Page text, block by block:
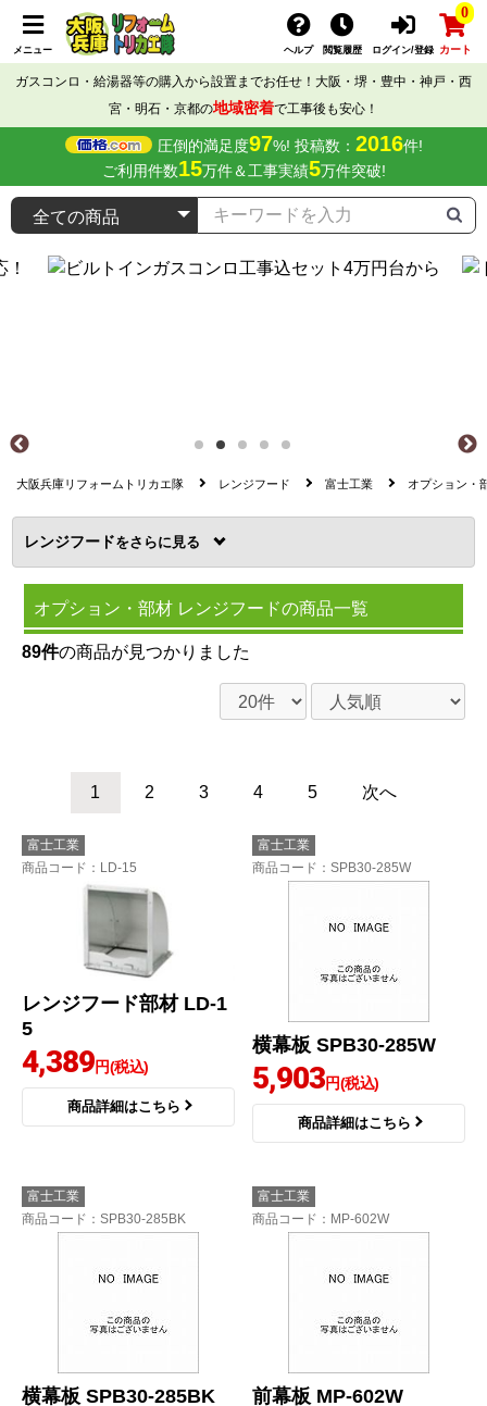
メニュー ヘルプ 閲覧履歴 ログイン/登録
0
カート
ガスコンロ・給湯器等の購入から設置までお任せ！大阪・堺・豊中・神戸・西
宮・明石・京都の地域密着で工事後も安心！
圧倒的満足度97%! 投稿数： 2016件!
ご利用件数15万件＆工事実績5万件突破!
大阪兵庫リフォームトリカエ隊 レンジフード 富士工業 オプション・
レンジフードを
オプション・部材 レンジフードの商品一覧
89件の商品が見つかりました
1 2 3 4 5 次へ
富士工業
商品コード ：LD-15
レンジフード部材 LD-1
5
4,389円(税込)
商品詳細はこちら
富士工業
商品コード ：SPB30-285W
横幕板 SPB30-285W
5,903円(税込)
商品詳細はこちら
富士工業
商品コード ：SPB30-285BK
横幕板 SPB30-285BK
富士工業
商品コード ：MP-602W
前幕板 MP-602W